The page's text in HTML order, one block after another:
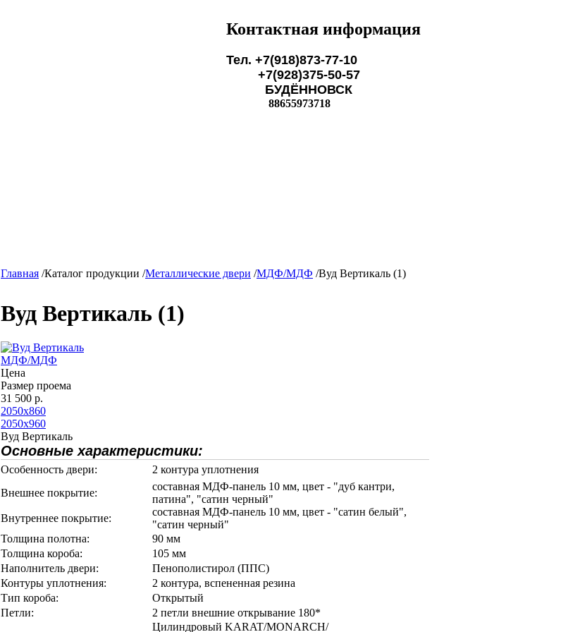
Контактная информация
Тел. +7(918)873-77-10
+7(928)375-50-57
БУДЁННОВСК
88655973718
Главная /Каталог продукции /Металлические двери /МДФ/МДФ /Вуд Вертикаль (1)
Вуд Вертикаль (1)
МДФ/МДФ
Цена
Размер проема
31 500 р.
2050х860
2050х960
Вуд Вертикаль
Основные характеристики:
Особенность двери:
2 контура уплотнения
Внешнее покрытие:
составная МДФ-панель 10 мм, цвет - "дуб кантри,
патина", "сатин черный"
Внутреннее покрытие:
составная МДФ-панель 10 мм, цвет - "сатин белый",
"сатин черный"
Толщина полотна:
90 мм
Толщина короба:
105 мм
Наполнитель двери:
Пенополистирол (ППС)
Контуры уплотнения:
2 контура, вспененная резина
Тип короба:
Открытый
Петли:
2 петли внешние открывание 180*
Цилиндровый KARAT/MONARCH/